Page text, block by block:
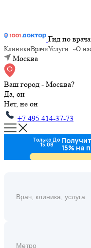
Гид по
КлиникиВрачиУслуги О
Москва
Ваш город - Москва?
Да, он
Нет, не он
+7 495 414-37-73
Только До
15.08 15% на